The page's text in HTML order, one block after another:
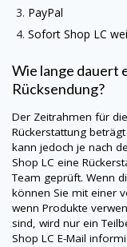
PayPal
Sofort Shop LC
Wie lange dauert
Rücksendung?
Der Zeitrahmen für
Rückerstattung
kann jedoch je nach
Shop LC eine
Team geprüft. Wenn
können Sie mit einer
wenn Produkte
sind, wird nur ein
Shop LC E-Mail